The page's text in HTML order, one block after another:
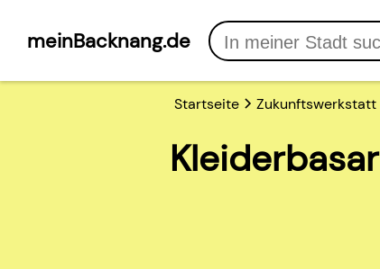
meinBacknang.de
Startseite Zukunftswerkstatt
Kleiderbasar